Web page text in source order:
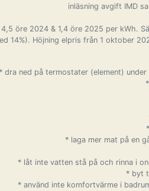
inläsning avgift IMD
öre 2024 & 1,4 öre 2025 per kWh.
14%). Höjning elpris från 1 oktober
* dra ned på termostater (element)
* laga mer mat på en
* låt inte vatten stå på och rinna i
* byt
* använd inte komfortvärme i